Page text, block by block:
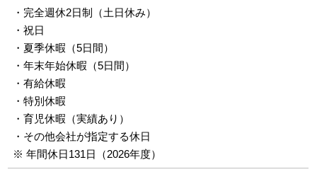
・完全週休2日制（土日休み）
・祝日
・夏季休暇（5日間）
・年末年始休暇（5日間）
・有給休暇
・特別休暇
・育児休暇（実績あり）
・その他会社が指定する休日
※ 年間休日131日（2026年度）